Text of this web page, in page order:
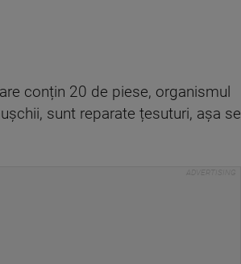
conțin 20 de piese, organismul
sunt reparate țesuturi, așa se